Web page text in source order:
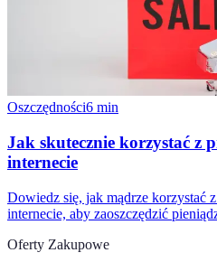
Oszczędności6 min
Jak skutecznie korzystać z
internecie
Dowiedz się, jak mądrze korzystać
internecie, aby zaoszczędzić
Oferty Zakupowe